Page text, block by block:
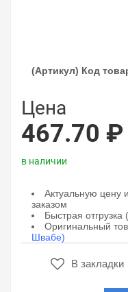
(Артикул) Код
Цена
467.70 ₽
в наличии
Актуальную цену
заказом
Быстрая отгрузка
Оригинальный
Швабе)
В закладки